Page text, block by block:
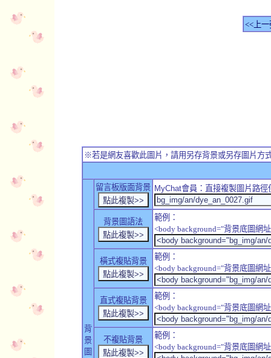
<<上一
※若是網友喜歡此圖片，請用另存背景或另存圖片方
背
景
圖
留言板版面背景 MyChat會員：直接複製圖片路
背景圖語法
範例：
<body background="背景底圖網
橫式複貼背景
範例：
<body background="背景底圖網
直式複貼背景
範例：
<body background="背景底圖網
不複貼背景
範例：
<body background="背景底圖網